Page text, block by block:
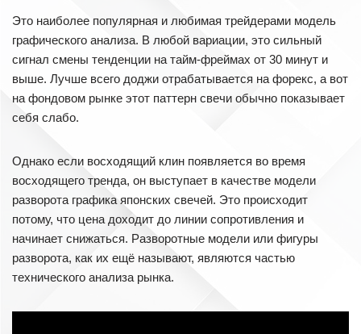
Это наиболее популярная и любимая трейдерами модель
графического анализа. В любой вариации, это сильный
сигнал смены тенденции на тайм-фреймах от 30 минут и
выше. Лучше всего доджи отрабатывается на форекс, а вот
на фондовом рынке этот паттерн свечи обычно показывает
себя слабо.
Однако если восходящий клин появляется во время
восходящего тренда, он выступает в качестве модели
разворота графика японских свечей. Это происходит
потому, что цена доходит до линии сопротивления и
начинает снижаться. Разворотные модели или фигуры
разворота, как их ещё называют, являются частью
технического анализа рынка.